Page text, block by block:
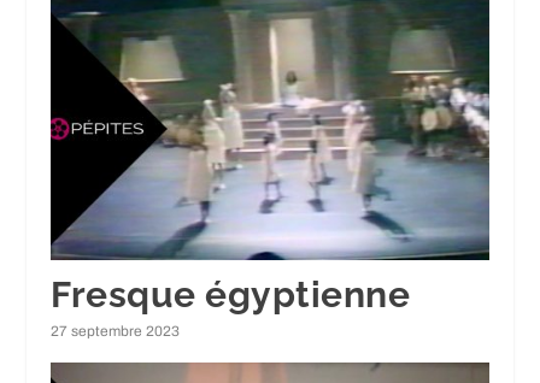
Fresque égyptienne
27 septembre 2023